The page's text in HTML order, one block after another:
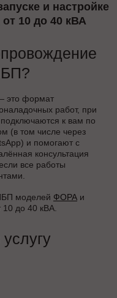
и настройке
10 до 40 кВА
это формат
работ, при
к вам по
(в том числе через
и помогают с
консультация
все работы
моделей ФОРА и
до 40 кВА.